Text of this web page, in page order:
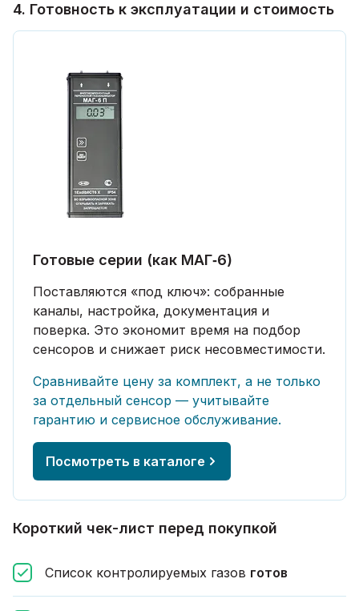
4. Готовность к эксплуатации и стоимость
Готовые серии (как МАГ‑6)
Поставляются «под ключ»: собранные
каналы, настройка, документация и
поверка. Это экономит время на подбор
сенсоров и снижает риск несовместимости.
Сравнивайте цену за комплект, а не только
за отдельный сенсор — учитывайте
гарантию и сервисное обслуживание.
Посмотреть в каталоге
Короткий чек-лист перед покупкой
Список контролируемых газов готов